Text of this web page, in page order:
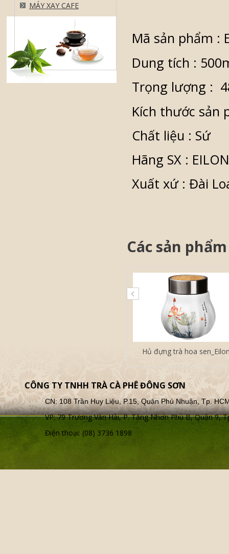
MÁY XAY CAFE
Mã sản phẩm :
Dung tích :
Trọng lượng :
Kích thước sản
Chất liệu : Sứ
Hãng SX :
Xuất xứ : Đài
Các sản
Hủ đựng trà hoa
CÔNG TY TNHH TRÀ CÀ PHÊ ĐÔNG SƠN
CN: 108 Trần Huy Liệu, P.15, Quận Phú Nhuận, Tp.
VP: 79 Trương Văn Hải, P. Tăng Nhơn Phú B, Quận 9,
Điện thoại: (08) 3736 1898